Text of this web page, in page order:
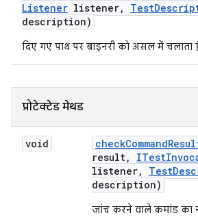
Listener listener, Test
description)
दिए गए पाथ पर बाइनरी को असल में चलाता
प्रोटेक्टेड मेथड
void checkCommand
result, ITest
listener, Test
description)
जांच करने वाले कमांड का